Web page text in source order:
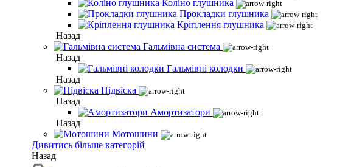
Коліно глушника
Прокладки глушника
Кріплення глушника
Назад
Гальмівна система
Назад
Гальмівні колодки
Назад
Підвіска
Назад
Амортизатори
Назад
Мотошини
Дивитись більше категорій
Назад